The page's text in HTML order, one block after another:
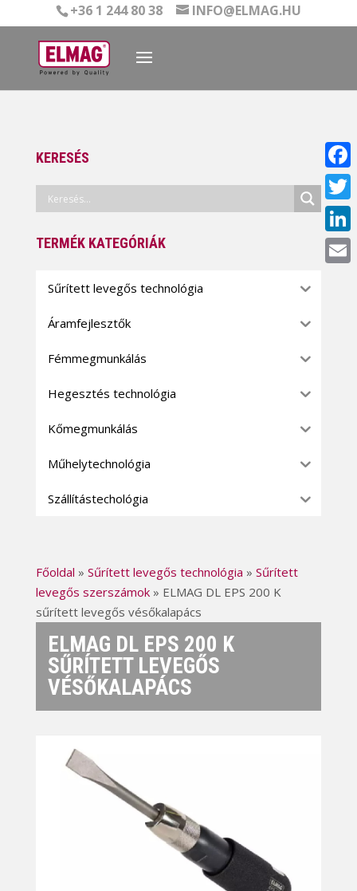
+36 1 244 80 38 INFO@ELMAG.HU
Főoldal » Sűrített levegős technológia » Sűrített
levegős szerszámok» ELMAG DL EPS 200 K
sűrített levegős vésőkalapács
ELMAG DL EPS 200 K
SŰRÍTETT LEVEGŐS
VÉSŐKALAPÁCS
KERESÉS
TERMÉK KATEGÓRIÁK
Sűrített levegős technológia
Áramfejlesztők
Fémmegmunkálás
Hegesztés technológia
Kőmegmunkálás
Műhelytechnológia
Szállítástechológia